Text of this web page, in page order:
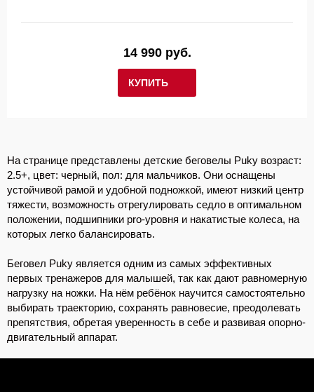
КУПИТЬ
14 990 руб.
На странице представлены детские беговелы Puky возраст:
2.5+, цвет: черный, пол: для мальчиков. Они оснащены
устойчивой рамой и удобной подножкой, имеют низкий центр
тяжести, возможность отрегулировать седло в оптимальном
положении, подшипники pro-уровня и накатистые колеса, на
которых легко балансировать.
Беговел Puky является одним из самых эффективных
первых тренажеров для малышей, так как дают равномерную
нагрузку на ножки. На нём ребёнок научится самостоятельно
выбирать траекторию, сохранять равновесие, преодолевать
препятствия, обретая уверенность в себе и развивая опорно-
двигательный аппарат.